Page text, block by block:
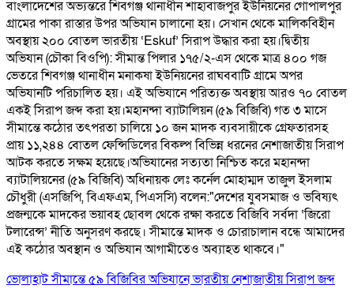
বাংলাদেশের অভ্যন্তরে শিবগঞ্জ থানাধীন শাহাবাজপুর ইউনিয়নের গোপালপুর
গ্রামের পাকা রাস্তার উপর অভিযান চালানো হয়। সেখান থেকে মালিকবিহীন
অবস্থায় ২০০ বোতল ভারতীয় ‘Eskuf’ সিরাপ উদ্ধার করা হয়। ​দ্বিতীয়
অভিযান (চৌকা বিওপি): সীমান্ত পিলার ১৭৫/২-এস থেকে মাত্র ৪০০ গজ
ভেতরে শিবগঞ্জ থানাধীন মনাকষা ইউনিয়নের রাঘববাটি গ্রামে অপর
অভিযানটি পরিচালিত হয়। এই অভিযানে পরিত্যক্ত অবস্থায় আরও ৭০ বোতল
একই সিরাপ জব্দ করা হয়। ​ মহানন্দা ব্যাটালিয়ন (৫৯ বিজিবি) গত ৩ মাসে
সীমান্তে কঠোর তৎপরতা চালিয়ে ১০ জন মাদক ব্যবসায়ীকে গ্রেফতারসহ
প্রায় ১১,২৪৪ বোতল ফেন্সিডিলের বিকল্প বিভিন্ন ধরনের নেশাজাতীয় সিরাপ
আটক করতে সক্ষম হয়েছে। ​ ​অভিযানের সত্যতা নিশ্চিত করে মহানন্দা
ব্যাটালিয়নের (৫৯ বিজিবি) অধিনায়ক লেঃ কর্নেল মোহাম্মদ তাজুল ইসলাম
চৌধুরী (এসজিপি, বিএফএম, পিএসসি) বলেন: ​"দেশের যুবসমাজ ও ভবিষ্যৎ
প্রজন্মকে মাদকের ভয়াবহ ছোবল থেকে রক্ষা করতে বিজিবি সর্বদা ‘জিরো
টলারেন্স’ নীতি অনুসরণ করছে। সীমান্তে মাদক ও চোরাচালান বন্ধে আমাদের
এই কঠোর অবস্থান ও অভিযান আগামীতেও অব্যাহত থাকবে।"
ভোলাহাট সীমান্তে ৫৯ বিজিবির অভিযানে ভারতীয় নেশাজাতীয় সিরাপ জব্দ